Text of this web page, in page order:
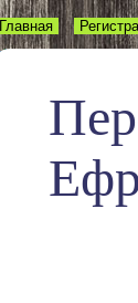
Главная